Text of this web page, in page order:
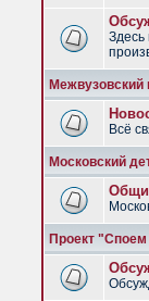
Здесь
Межвузовский
Всё
Московский
Проект